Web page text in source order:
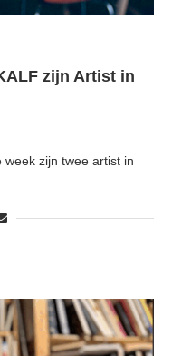
zijn Artist in
zijn twee artist in